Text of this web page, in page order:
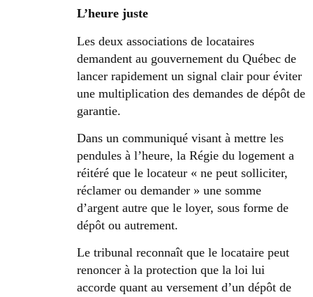
L’heure juste
Les deux associations de locataires
demandent au gouvernement du Québec de
lancer rapidement un signal clair pour éviter
une multiplication des demandes de dépôt de
garantie.
Dans un communiqué visant à mettre les
pendules à l’heure, la Régie du logement a
réitéré que le locateur « ne peut solliciter,
réclamer ou demander » une somme
d’argent autre que le loyer, sous forme de
dépôt ou autrement.
Le tribunal reconnaît que le locataire peut
renoncer à la protection que la loi lui
accorde quant au versement d’un dépôt de